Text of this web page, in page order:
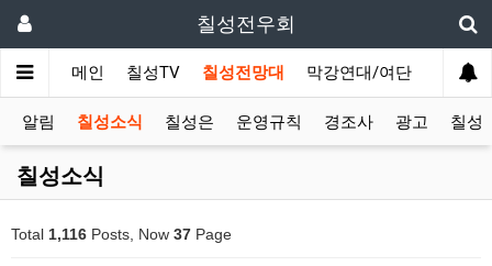
칠성전우회
메인 칠성TV 칠성전망대 막강연대/여단 사단
알림 칠성소식 칠성은 운영규칙 경조사 광고 칠성
칠성소식
Total 1,116 Posts, Now 37 Page